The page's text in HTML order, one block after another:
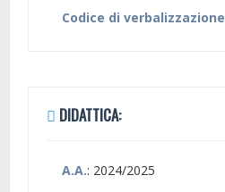
Codice di verbalizzazione
DIDATTICA:
A.A.: 2024/2025